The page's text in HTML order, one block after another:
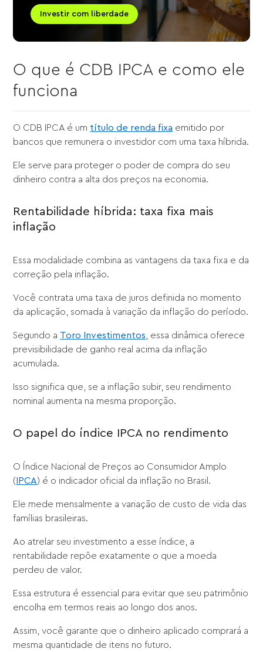
Investir com liberdade
O que é CDB IPCA e como ele
funciona
O CDB IPCA é um título de renda fixa emitido por
bancos que remunera o investidor com uma taxa híbrida.
Ele serve para proteger o poder de compra do seu
dinheiro contra a alta dos preços na economia.
Rentabilidade híbrida: taxa fixa mais
inflação
Essa modalidade combina as vantagens da taxa fixa e da
correção pela inflação.
Você contrata uma taxa de juros definida no momento
da aplicação, somada à variação da inflação do período.
Segundo a Toro Investimentos , essa dinâmica oferece
previsibilidade de ganho real acima da inflação
acumulada.
Isso significa que, se a inflação subir, seu rendimento
nominal aumenta na mesma proporção.
O papel do índice IPCA no rendimento
O Índice Nacional de Preços ao Consumidor Amplo
(IPCA) é o indicador oficial da inflação no Brasil.
Ele mede mensalmente a variação de custo de vida das
famílias brasileiras.
Ao atrelar seu investimento a esse índice, a
rentabilidade repõe exatamente o que a moeda
perdeu de valor.
Essa estrutura é essencial para evitar que seu patrimônio
encolha em termos reais ao longo dos anos.
Assim, você garante que o dinheiro aplicado comprará a
mesma quantidade de itens no futuro.